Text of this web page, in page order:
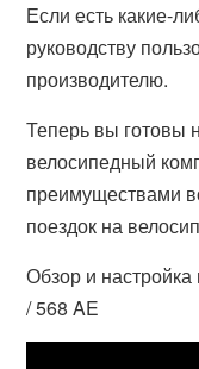
Если есть какие-
руководству
производителю.
Теперь вы готовы
велосипедный
преимуществами
поездок на
Обзор и
/ 568 AE